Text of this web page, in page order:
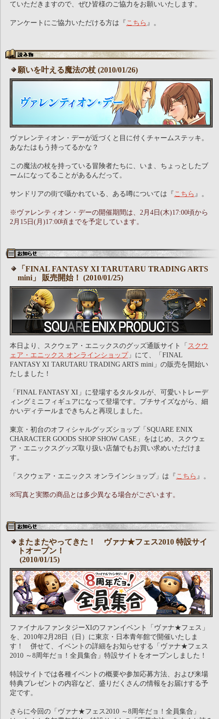
ていただきますので、ぜひ皆様のご協力をお願いいたします。
アンケートにご協力いただける方は『 こちら 』。
願いを叶える魔法の杖 (2010/01/26)
ヴァレンティオン・デーが近づくと目に付くチャームステッキ。
あなたはもう持ってるかな？
この魔法の杖を持っている冒険者たちに、いま、ちょっとしたブ
ームになってることがあるんだって。
サンドリアの街で囁かれている、ある噂については『 こちら 』。
※ヴァレンティオン・デーの開催期間は、2月4日(木)17:00頃から
2月15日(月)17:00頃までを予定しています。
「FINAL FANTASY XI TARUTARU TRADING ARTS
mini」 販売開始！ (2010/01/25)
本日より、スクウェア・エニックスのグッズ通販サイト「 スクウ
ェア・エニックス オンラインショップ 」にて、「FINAL
FANTASY XI TARUTARU TRADING ARTS mini」の販売を開始い
たしました！
「FINAL FANTASY XI」に登場するタルタルが、可愛いトレーデ
ィングミニフィギュアになって登場です。プチサイズながら、細
かいディテールまできちんと再現しました。
東京・初台のオフィシャルグッズショップ「SQUARE ENIX
CHARACTER GOODS SHOP SHOW CASE」をはじめ、スクウェ
ア・エニックスグッズ取り扱い店舗でもお買い求めいただけま
す。
「スクウェア・エニックス オンラインショップ」は『 こちら 』。
※写真と実際の商品とは多少異なる場合がございます。
またまたやってきた！ ヴァナ★フェス2010 特設サイ
トオープン！
(2010/01/15)
ファイナルファンタジーXIのファンイベント「ヴァナ★フェス」
を、2010年2月28日（日）に東京・日本青年館で開催いたしま
す！ 併せて、イベントの詳細をお知らせする「ヴァナ★フェス
2010 ～8周年だョ！全員集合」特設サイトをオープンしました！
特設サイトでは各種イベントの概要や参加応募方法、および来場
特典プレゼントの内容など、盛りだくさんの情報をお届けする予
定です。
さらに今回の「ヴァナ★フェス2010 ～8周年だョ！全員集合」